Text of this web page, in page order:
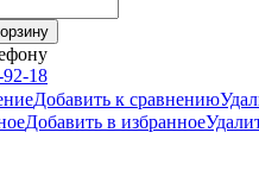
18
Добавить к сравнению
Добавить в избранное